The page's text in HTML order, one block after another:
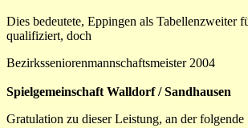
Dies bedeutete, Eppingen als Tabellenzweiter
qualifiziert, doch
Bezirksseniorenmannschaftsmeister 2004
Spielgemeinschaft Walldorf / Sandhausen
Gratulation zu dieser Leistung, an der